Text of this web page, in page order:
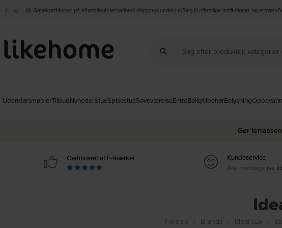
GavekortMøbler på afbetalingInternational shippingKundeklubSalg til offentlige institutioner og erhverv
UdendørsmøblerTilbudNyhederStueSpisestueSoveværelseEntréBoligtilbehørBelysning
Gør
Certificeret af E-mærket Kundeservice
Alle hverdage (se
Forside Brands Ideal Lux